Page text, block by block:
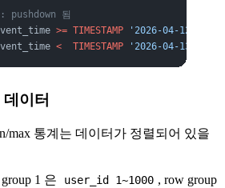
pushdown 됨
>= TIMESTAMP '2026-04-12
<
  TIMESTAMP
'2026-04-13
이터
max 통계는 데이터가 정렬되어 있을
1 은 user_id 1~1000 , row group